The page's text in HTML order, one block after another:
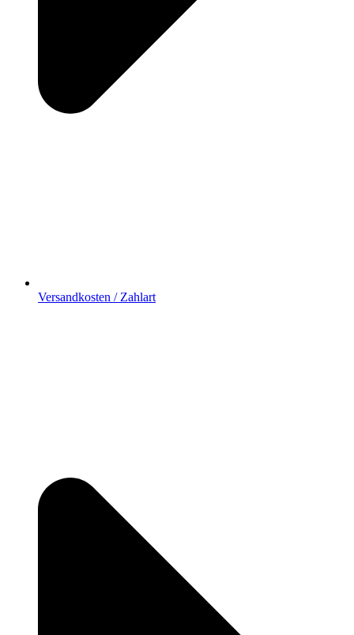
Versandkosten / Zahlart